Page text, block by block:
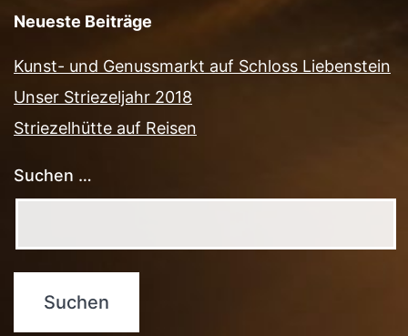
Neueste Beiträge
Kunst- und Genussmarkt auf Schloss Liebenstein
Unser Striezeljahr 2018
Striezelhütte auf Reisen
Suchen …